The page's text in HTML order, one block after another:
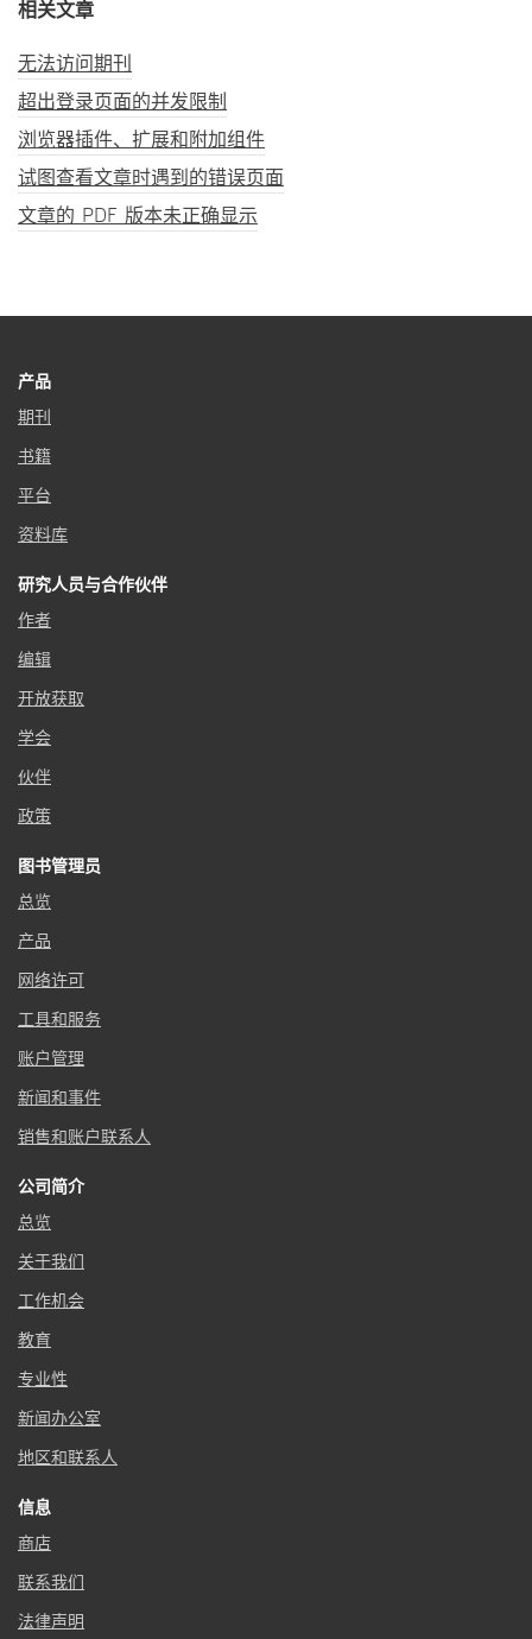
相关文章
无法访问期刊
超出登录页面的并发限制
浏览器插件、扩展和附加组件
试图查看文章时遇到的错误页面
文章的 PDF 版本未正确显示
产品
期刊
书籍
平台
资料库
研究人员与合作伙伴
作者
编辑
开放获取
学会
伙伴
政策
图书管理员
总览
产品
网络许可
工具和服务
账户管理
新闻和事件
销售和账户联系人
公司简介
总览
关于我们
工作机会
教育
专业性
新闻办公室
地区和联系人
信息
商店
联系我们
法律声明